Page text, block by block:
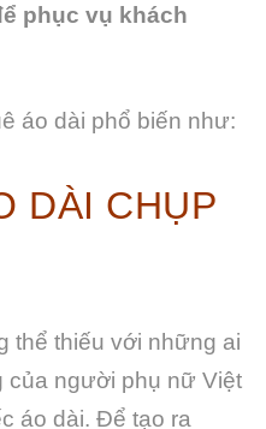
phục vụ khách
áo dài phổ biến như:
DÀI CHỤP
thể thiếu với những ai
của người phụ nữ Việt
áo dài. Để tạo ra